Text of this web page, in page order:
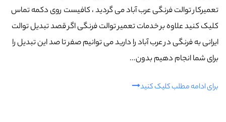
تعمیرکار توالت فرنگی عرب‌ آباد می گردید ، کافیست روی دکمه تماس
کلیک کنید علاوه بر خدمات تعمیر توالت فرنگی اگر قصد تبدیل توالت
ایرانی به فرنگی در عرب‌ آباد را دارید می توانیم صفر تا صد این تبدیل را
برای شما انجام دهیم بدون...
برای ادامه مطلب کلیک کنید